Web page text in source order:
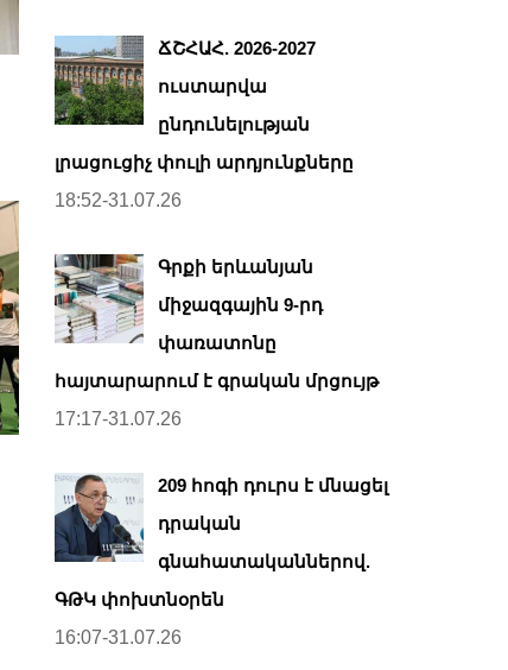
ՃՇՀԱՀ. 2026-2027
ուստարվա
ընդունելության
լրացուցիչ փուլի արդյունքները
18:52-31.07.26
Գրքի երևանյան
միջազգային 9-րդ
փառատոնը
հայտարարում է գրական մրցույթ
17:17-31.07.26
209 հոգի դուրս է մնացել
դրական
գնահատականներով.
ԳԹԿ փոխտնօրեն
16:07-31.07.26